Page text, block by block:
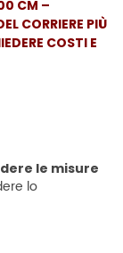
CM –
CORRIERE PIÙ
COSTI E
le misure
lo